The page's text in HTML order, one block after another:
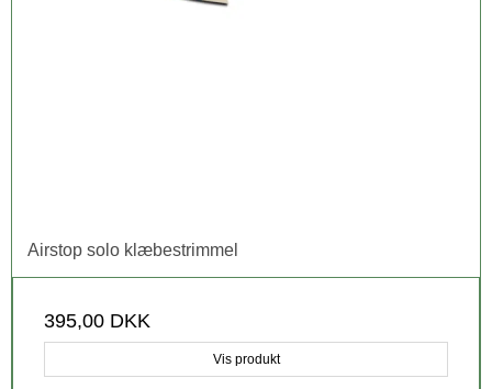
Airstop solo klæbestrimmel
395,00 DKK
Vis produkt